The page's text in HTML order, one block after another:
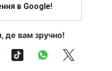
в Google!
де вам зручно!